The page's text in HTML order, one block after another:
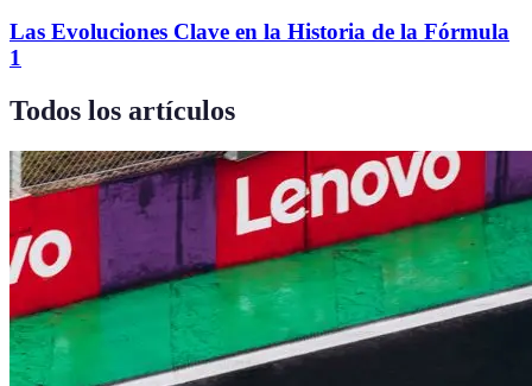
Las Evoluciones Clave en la Historia de la Fórmula
1
Todos los artículos